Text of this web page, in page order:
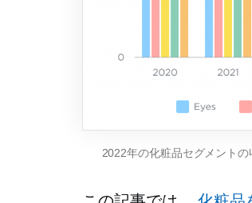
2022年の化粧品セグメント